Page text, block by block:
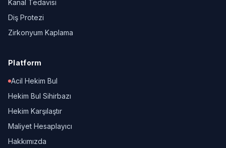
Kanal Tedavisi
Diş Protezi
Zirkonyum Kaplama
Platform
Acil Hekim Bul
Hekim Bul Sihirbazı
Hekim Karşılaştır
Maliyet Hesaplayıcı
Hakkımızda